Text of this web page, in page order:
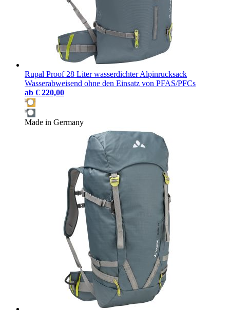
Rupal Proof 28 Liter wasserdichter Alpinrucksack
Wasserabweisend ohne den Einsatz von PFAS/PFCs
ab € 220,00
Made in Germany